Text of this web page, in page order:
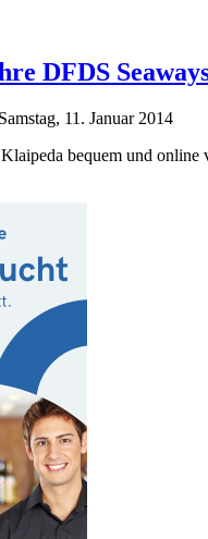
DFDS
Samstag, 11. Januar 2014
bequem und